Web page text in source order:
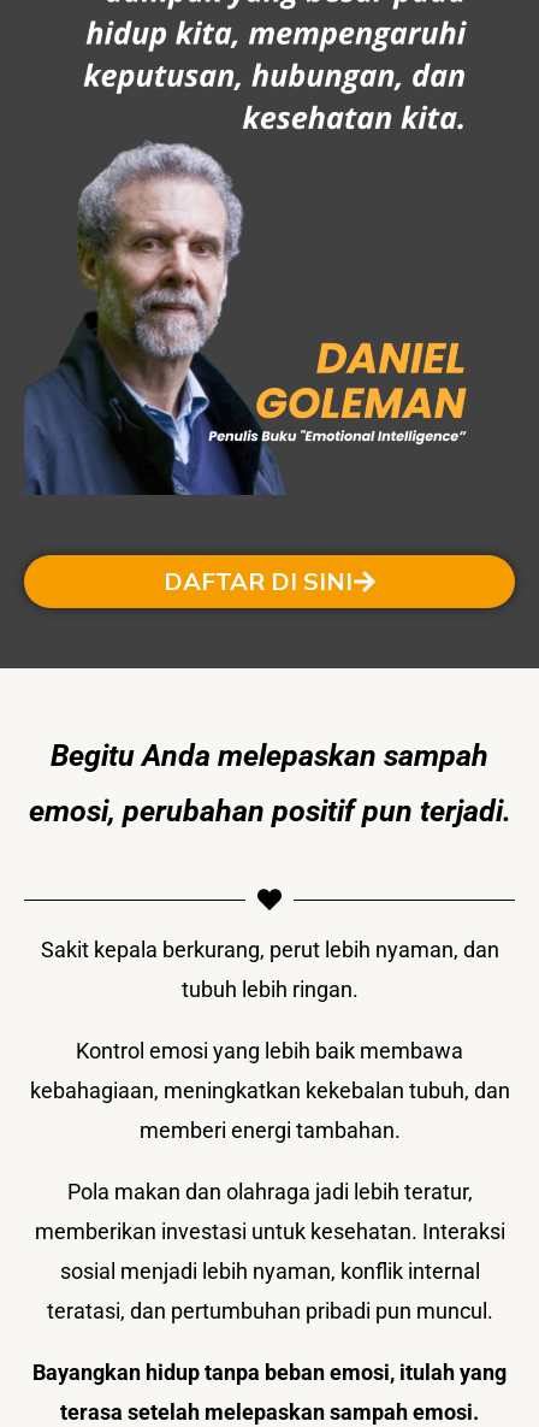
DAFTAR DI SINI
Begitu Anda melepaskan sampah
emosi, perubahan positif pun terjadi.
Sakit kepala berkurang, perut lebih nyaman, dan
tubuh lebih ringan.
Kontrol emosi yang lebih baik membawa
kebahagiaan, meningkatkan kekebalan tubuh, dan
memberi energi tambahan.
Pola makan dan olahraga jadi lebih teratur,
memberikan investasi untuk kesehatan. Interaksi
sosial menjadi lebih nyaman, konflik internal
teratasi, dan pertumbuhan pribadi pun muncul.
Bayangkan hidup tanpa beban emosi, itulah yang
terasa setelah melepaskan sampah emosi.